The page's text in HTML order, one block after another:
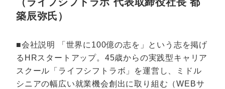
築辰弥氏）
■会社説明 「世界に100億の志を」という志を掲げ
るHRスタートアップ。45歳からの実践型キャリア
スクール「ライフシフトラボ」を運営し、ミドル
シニアの幅広い就業機会創出に取り組む（WEBサ